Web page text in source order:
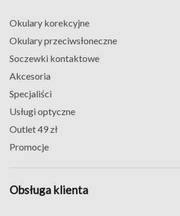
Okulary korekcyjne
Okulary przeciwsłoneczne
Soczewki kontaktowe
Akcesoria
Specjaliści
Usługi optyczne
Outlet 49 zł
Promocje
Obsługa klienta